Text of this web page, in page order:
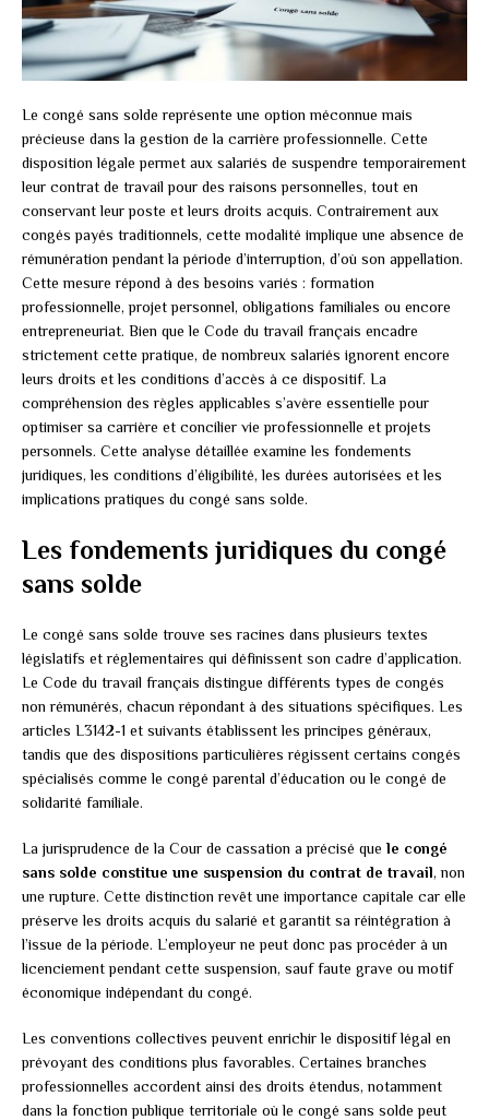
Le congé sans solde représente une option méconnue mais
précieuse dans la gestion de la carrière professionnelle. Cette
disposition légale permet aux salariés de suspendre temporairement
leur contrat de travail pour des raisons personnelles, tout en
conservant leur poste et leurs droits acquis. Contrairement aux
congés payés traditionnels, cette modalité implique une absence de
rémunération pendant la période d’interruption, d’où son appellation.
Cette mesure répond à des besoins variés : formation
professionnelle, projet personnel, obligations familiales ou encore
entrepreneuriat. Bien que le Code du travail français encadre
strictement cette pratique, de nombreux salariés ignorent encore
leurs droits et les conditions d’accès à ce dispositif. La
compréhension des règles applicables s’avère essentielle pour
optimiser sa carrière et concilier vie professionnelle et projets
personnels. Cette analyse détaillée examine les fondements
juridiques, les conditions d’éligibilité, les durées autorisées et les
implications pratiques du congé sans solde.
Les fondements juridiques du congé
sans solde
Le congé sans solde trouve ses racines dans plusieurs textes
législatifs et réglementaires qui définissent son cadre d’application.
Le Code du travail français distingue différents types de congés
non rémunérés, chacun répondant à des situations spécifiques. Les
articles L3142-1 et suivants établissent les principes généraux,
tandis que des dispositions particulières régissent certains congés
spécialisés comme le congé parental d’éducation ou le congé de
solidarité familiale.
La jurisprudence de la Cour de cassation a précisé que le congé
sans solde constitue une suspension du contrat de travail, non
une rupture. Cette distinction revêt une importance capitale car elle
préserve les droits acquis du salarié et garantit sa réintégration à
l’issue de la période. L’employeur ne peut donc pas procéder à un
licenciement pendant cette suspension, sauf faute grave ou motif
économique indépendant du congé.
Les conventions collectives peuvent enrichir le dispositif légal en
prévoyant des conditions plus favorables. Certaines branches
professionnelles accordent ainsi des droits étendus, notamment
dans la fonction publique territoriale où le congé sans solde peut